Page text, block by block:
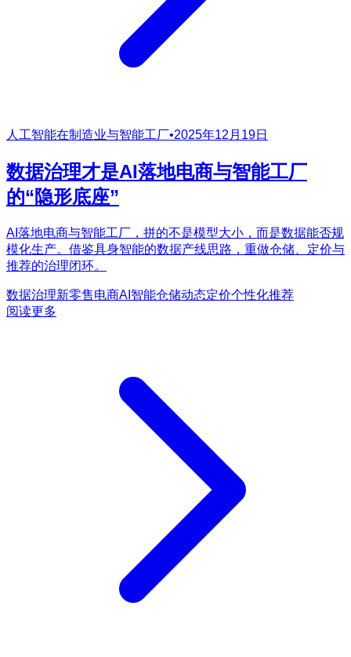
人工智能在制造业与智能工厂•2025年12月19日
数据治理才是AI落地电商与智能工厂
的“隐形底座”
AI落地电商与智能工厂，拼的不是模型大小，而是数据能否规
模化生产。借鉴具身智能的数据产线思路，重做仓储、定价与
推荐的治理闭环。
数据治理新零售电商AI 智能仓储动态定价个性化推荐
阅读更多